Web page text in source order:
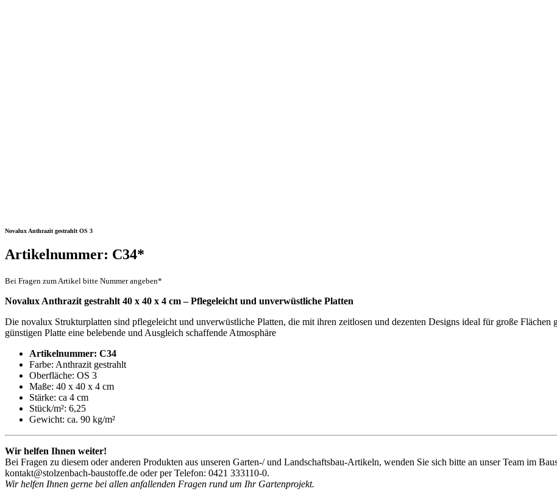
Novalux Anthrazit gestrahlt OS 3
Artikelnummer: C34*
Bei Fragen zum Artikel bitte Nummer angeben*
Novalux Anthrazit gestrahlt 40 x 40 x 4 cm – Pflegeleicht und unverwüstliche Platten
Die novalux Strukturplatten sind pflegeleicht und unverwüstliche Platten, die mit ihren zeitlosen und dezenten Designs ideal für große Flächen
günstigen Platte eine belebende und Ausgleich schaffende Atmosphäre
Artikelnummer: C34
Farbe: Anthrazit gestrahlt
Oberfläche: OS 3
Maße: 40 x 40 x 4 cm
Stärke: ca 4 cm
Stück/m²: 6,25
Gewicht: ca. 90 kg/m²
Wir helfen Ihnen weiter!
Bei Fragen zu diesem oder anderen Produkten aus unseren Garten-/ und Landschaftsbau-Artikeln, wenden Sie sich bitte an unser Team im
kontakt@stolzenbach-baustoffe.de oder per Telefon: 0421 333110-0.
Wir helfen Ihnen gerne bei allen anfallenden Fragen rund um Ihr Gartenprojekt.